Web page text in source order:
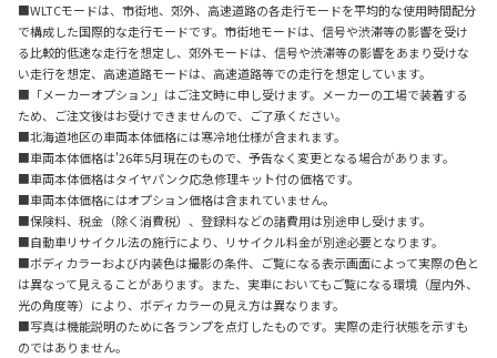
■WLTCモードは、市街地、郊外、高速道路の各走行モードを平均的な使用時間配分
で構成した国際的な走行モードです。市街地モードは、信号や渋滞等の影響を受け
る比較的低速な走行を想定し、郊外モードは、信号や渋滞等の影響をあまり受けな
い走行を想定、高速道路モードは、高速道路等での走行を想定しています。
■「メーカーオプション」はご注文時に申し受けます。メーカーの工場で装着する
ため、ご注文後はお受けできませんので、ご了承ください。
■北海道地区の車両本体価格には寒冷地仕様が含まれます。
■車両本体価格は'26年5月現在のもので、予告なく変更となる場合があります。
■車両本体価格はタイヤパンク応急修理キット付の価格です。
■車両本体価格にはオプション価格は含まれていません。
■保険料、税金（除く消費税）、登録料などの諸費用は別途申し受けます。
■自動車リサイクル法の施行により、リサイクル料金が別途必要となります。
■ボディカラーおよび内装色は撮影の条件、ご覧になる表示画面によって実際の色と
は異なって見えることがあります。また、実車においてもご覧になる環境（屋内外、
光の角度等）により、ボディカラーの見え方は異なります。
■写真は機能説明のために各ランプを点灯したものです。実際の走行状態を示すも
のではありません。